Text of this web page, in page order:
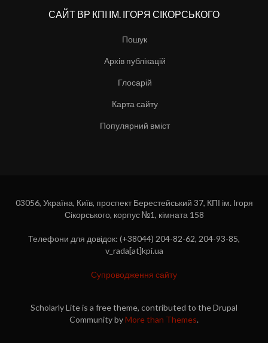
САЙТ ВР КПІ ІМ. ІГОРЯ СІКОРСЬКОГО
Пошук
Архів публікацій
Глосарій
Карта сайту
Популярний вміст
03056, Україна, Київ, проспект Берестейський 37, КПІ ім. Ігоря
Сікорського, корпус №1, кімната 158
Телефони для довідок: (+38044) 204-82-62, 204-93-85,
v_rada[at]kpi.ua
Супроводження сайту
Scholarly Lite is a free theme, contributed to the Drupal
Community byMore than Themes.